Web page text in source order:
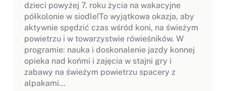
dzieci powyżej 7. roku życia na wakacyjne
półkolonie w siodle!To wyjątkowa okazja, aby
aktywnie spędzić czas wśród koni, na świeżym
powietrzu i w towarzystwie rówieśników. W
programie: nauka i doskonalenie jazdy konnej
opieka nad końmi i zajęcia w stajni gry i
zabawy na świeżym powietrzu spacery z
alpakami…